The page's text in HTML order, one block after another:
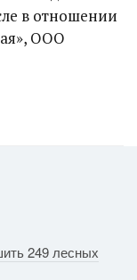
в отношении
ООО
249 лесных